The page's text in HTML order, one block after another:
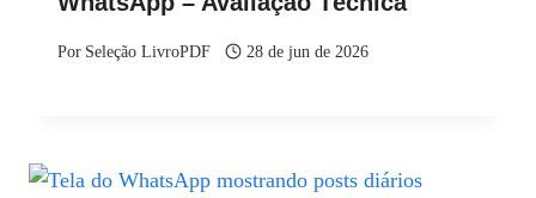
Por Seleção LivroPDF 28 de jun de 2026